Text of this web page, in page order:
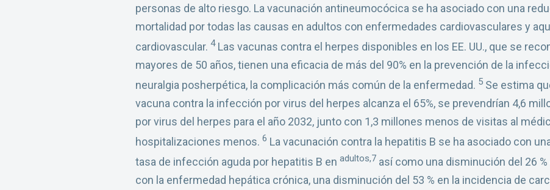
personas de alto riesgo. La vacunación antineumocócica se ha asociado con una
mortalidad por todas las causas en adultos con enfermedades cardiovasculares y
cardiovascular. 4Las vacunas contra el herpes disponibles en los EE. UU., que se
mayores de 50 años, tienen una eficacia de más del 90% en la prevención de la
neuralgia posherpética, la complicación más común de la enfermedad. 5 Se estima
vacuna contra la infección por virus del herpes alcanza el 65%, se prevendrían 4,6
por virus del herpes para el año 2032, junto con 1,3 millones menos de visitas al
hospitalizaciones menos. 6 La vacunación contra la hepatitis B se ha asociado con
tasa de infección aguda por hepatitis B en adultos,7 así como una disminución del 26
con la enfermedad hepática crónica, una disminución del 53 % en la incidencia de